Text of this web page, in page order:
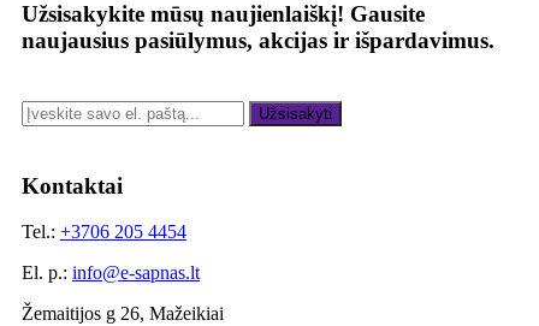
Užsisakykite mūsų naujienlaiškį! Gausite
naujausius pasiūlymus, akcijas ir išpardavimus.
Užsisakyti
Kontaktai
Tel.: +3706 205 4454
El. p.: info@e-sapnas.lt
Žemaitijos g 26, Mažeikiai